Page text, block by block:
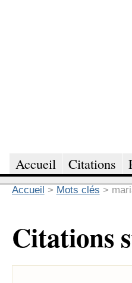
Accueil Citations
Accueil > Mots clés >
Citations